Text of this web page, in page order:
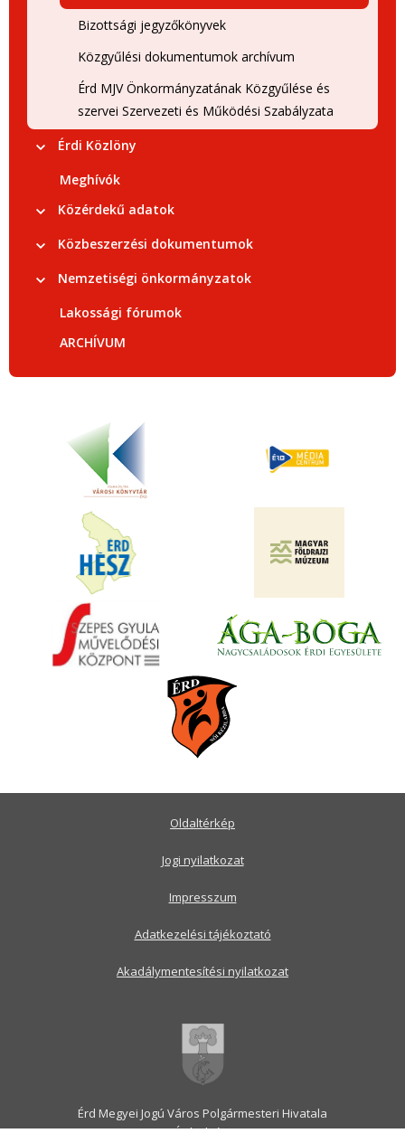
Bizottsági jegyzőkönyvek
Közgyűlési dokumentumok archívum
Érd MJV Önkormányzatának Közgyűlése és
szervei Szervezeti és Működési Szabályzata
Érdi Közlöny
Meghívók
Közérdekű adatok
Közbeszerzési dokumentumok
Nemzetiségi önkormányzatok
Lakossági fórumok
ARCHÍVUM
Érd Megyei Jogú Város Polgármesteri Hivatala
Oldaltérkép
Jogi nyilatkozat
Impresszum
Adatkezelési tájékoztató
Akadálymentesítési nyilatkozat